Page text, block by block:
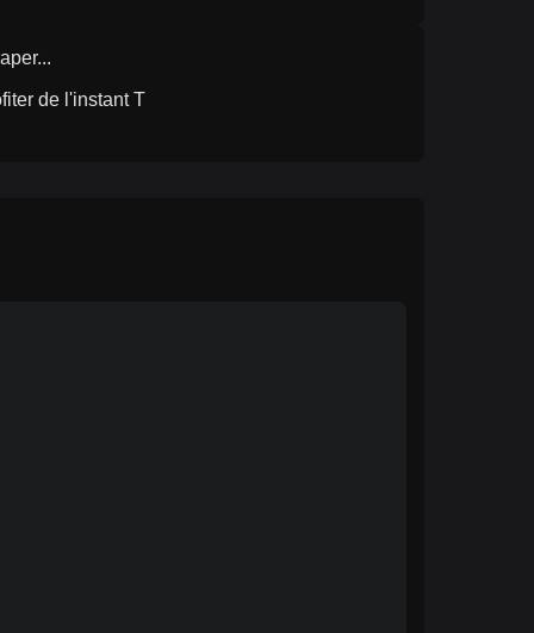
de l'instant T